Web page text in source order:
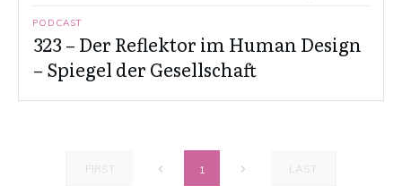
PODCAST
323 – Der Reflektor im Human Design
– Spiegel der Gesellschaft
FIRST 1 LAST